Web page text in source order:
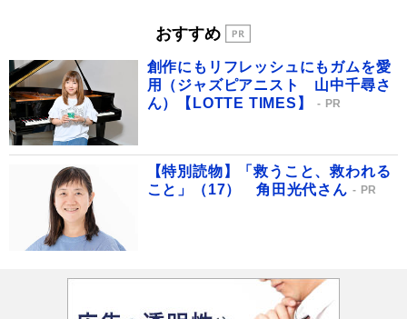
おすすめ
創作にもリフレッシュにもガムを愛
用（ジャズピアニスト 山中千尋さ
ん）【LOTTE TIMES】
PR
【特別読物】「救うこと、救われる
こと」（17） 角田光代さん
PR